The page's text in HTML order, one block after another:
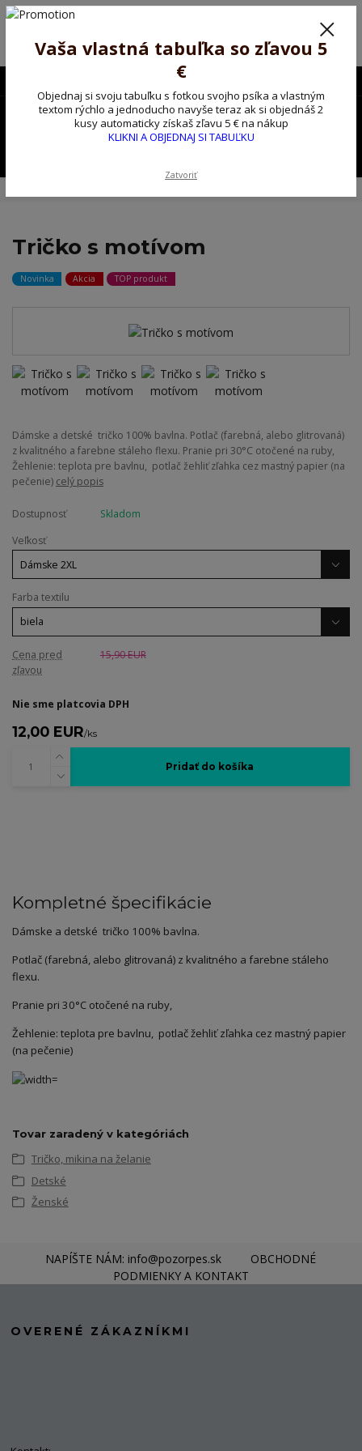
Poprosíme ctených zákazníkov o trpezlivosť, v tomto období máme
Preto sme Vám pripravili malý darček ako ospravedlnenie.
!!! ZĽAVA 5€ na PRVÚ objednávku nad 30€ s kódom pozorpes5 !!!
0,00 EUR
Tričko s motívom
Novinka Akcia TOP produkt
Dámske a detské tričko 100% bavlna. Potlač (farebná, alebo glitrovaná)
z kvalitného a farebne stáleho flexu. Pranie pri 30°C otočené na ruby,
Žehlenie: teplota pre bavlnu, potlač žehliť zľahka cez mastný papier (na
pečenie) celý popis
Dostupnosť
Skladom
Veľkosť
Farba textilu
Cena pred
zľavou
15,90 EUR
Nie sme platcovia DPH
12,00 EUR/ks
Pridať do košíka
Kompletné špecifikácie
Dámske a detské tričko 100% bavlna.
Potlač (farebná, alebo glitrovaná) z kvalitného a farebne stáleho
flexu.
Pranie pri 30°C otočené na ruby,
Žehlenie: teplota pre bavlnu, potlač žehliť zľahka cez mastný papier
(na pečenie)
Tovar zaradený v kategóriách
Tričko, mikina na želanie
Detské
Ženské
NAPÍŠTE NÁM: info@pozorpes.sk
OBCHODNÉ
PODMIENKY A KONTAKT
OVERENÉ ZÁKAZNÍKMI
Vaša vlastná tabuľka so zľavou 5
€
Objednaj si svoju tabuľku s fotkou svojho psíka a vlastným
textom rýchlo a jednoducho navyše teraz ak si objednáš 2
kusy automaticky získaš zľavu 5 € na nákup
KLIKNI A OBJEDNAJ SI TABUĽKU
Zatvoriť